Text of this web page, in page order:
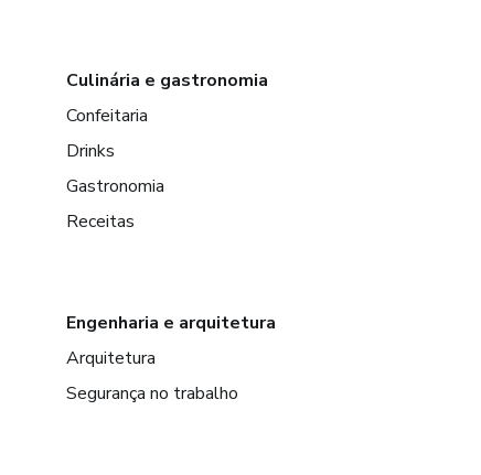
Culinária e gastronomia
Confeitaria
Drinks
Gastronomia
Receitas
Engenharia e arquitetura
Arquitetura
Segurança no trabalho